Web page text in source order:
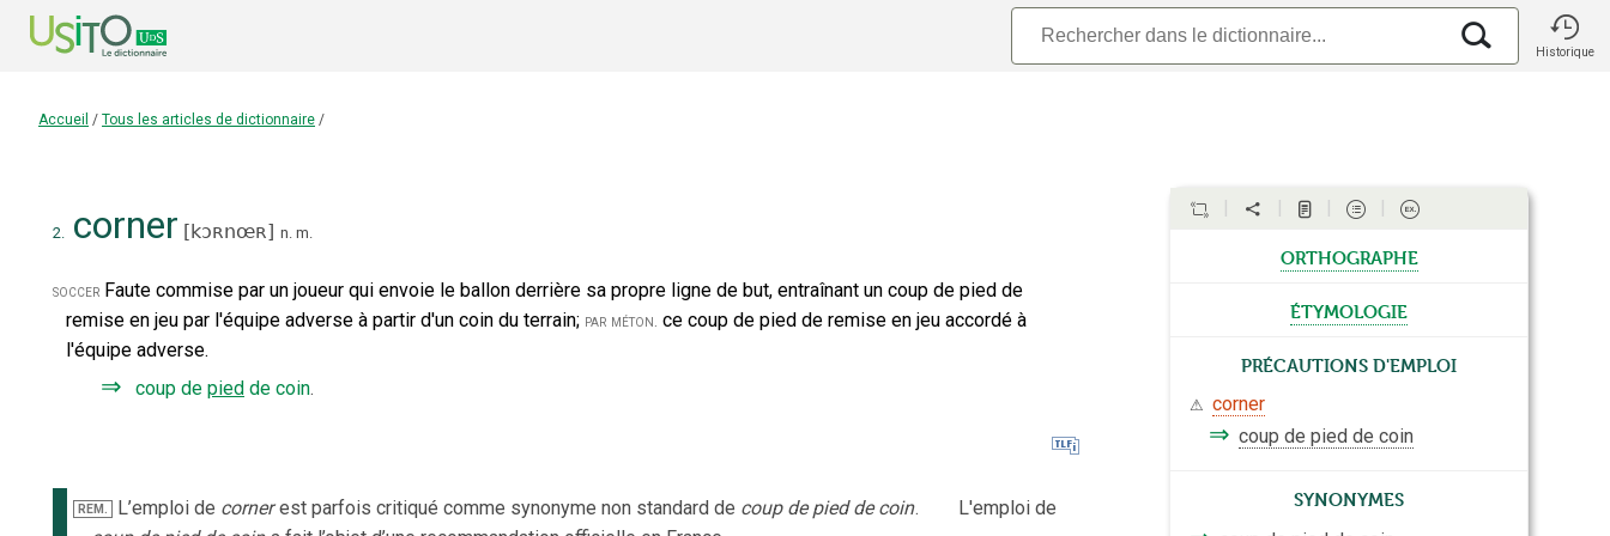
Historique
Accueil / Tous les articles de dictionnaire /
2. corner [kɔʀnœʀ] n. m.
soccer Faute commise par un joueur qui envoie le ballon derrière sa propre ligne de but, entraînant un coup de pied de
remise en jeu par l'équipe adverse à partir d'un coin du terrain; par méton. ce coup de pied de remise en jeu accordé à
l'équipe adverse.
⇒ coup de pied de coin.
REM. L’emploi de corner est parfois critiqué comme synonyme non standard de coup de pied de coin.
L'emploi de
orthographe
étymologie
Précautions d'emploi
⚠ corner
⇒ coup de pied de coin
Synonymes